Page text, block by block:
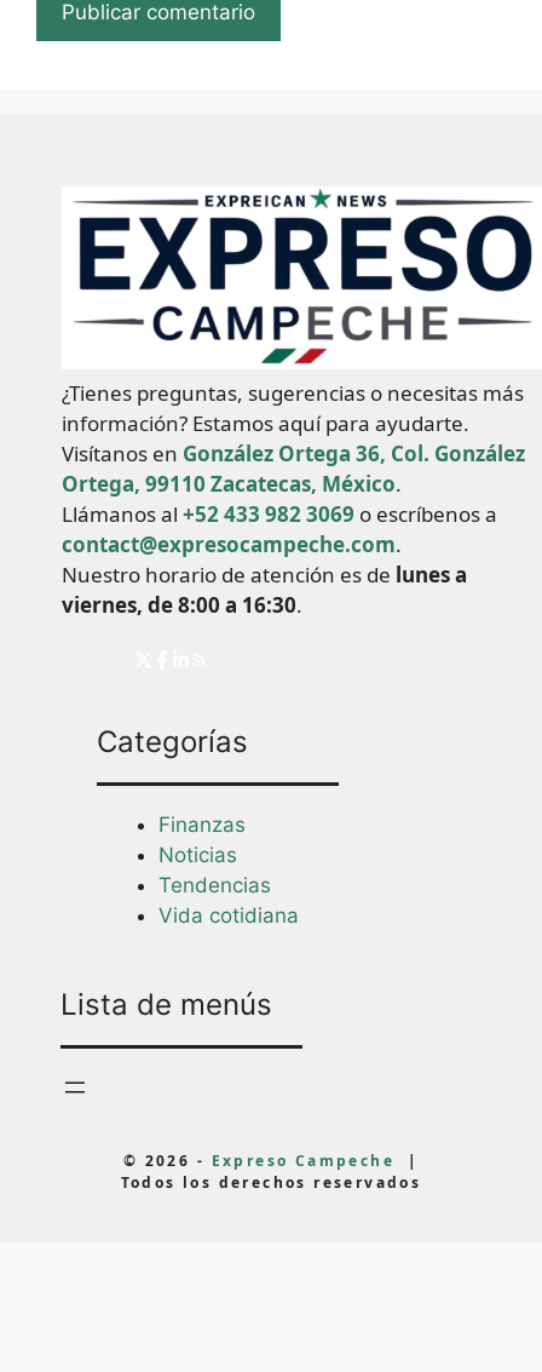
¿Tienes preguntas, sugerencias o necesitas más
información? Estamos aquí para ayudarte.
Visítanos en González Ortega 36, Col. González
Ortega, 99110 Zacatecas, México.
Llámanos al +52 433 982 3069 o escríbenos a
contact@expresocampeche.com.
Nuestro horario de atención es de lunes a
viernes, de 8:00 a 16:30.
Categorías
Finanzas
Noticias
Tendencias
Vida cotidiana
Lista de menús
© 2026 - Expreso Campeche
|
Todos los derechos reservados